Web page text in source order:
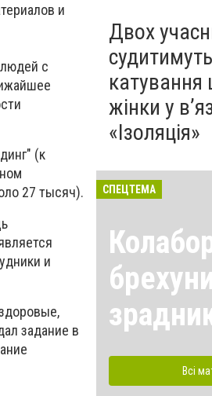
и
с
(к
27 тысяч).
и
задание в
Двох
катування
жінки у
«Ізоляція»
СПЕЦТЕМА
Всі